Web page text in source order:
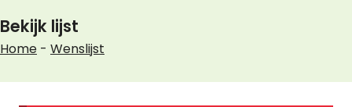
Bekijk lijst
Home - Wenslijst